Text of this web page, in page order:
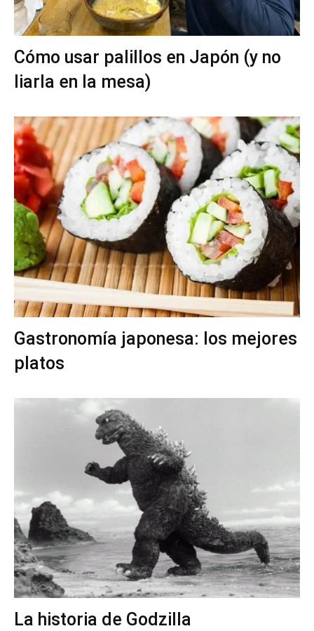
Cómo usar palillos en Japón (y no
liarla en la mesa)
Gastronomía japonesa: los mejores
platos
La historia de Godzilla